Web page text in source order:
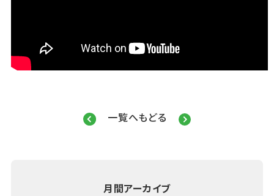
一覧へもどる
月間アーカイブ